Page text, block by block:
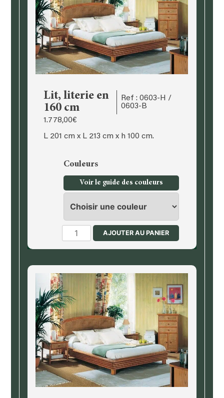
Lit, literie en
160 cm
Ref : 0603-H /
0603-B
1.778,00€
L 201 cm x L 213 cm x h 100 cm.
Couleurs
Voir le guide des couleurs
quantité
de
literie
en
160
cm
AJOUTER AU PANIER